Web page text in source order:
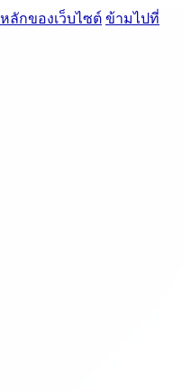
ลักของเว็บไซต์ ข้ามไปที่